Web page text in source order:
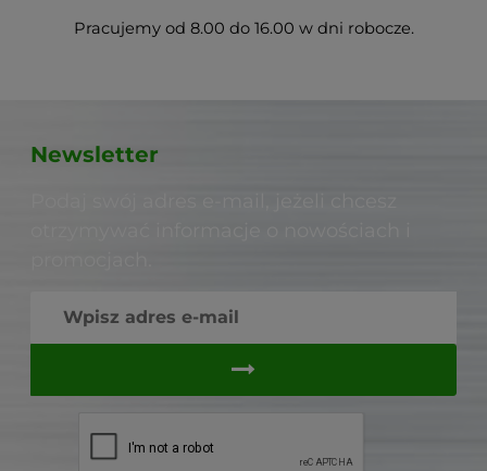
Pracujemy od 8.00 do 16.00 w dni robocze.
Newsletter